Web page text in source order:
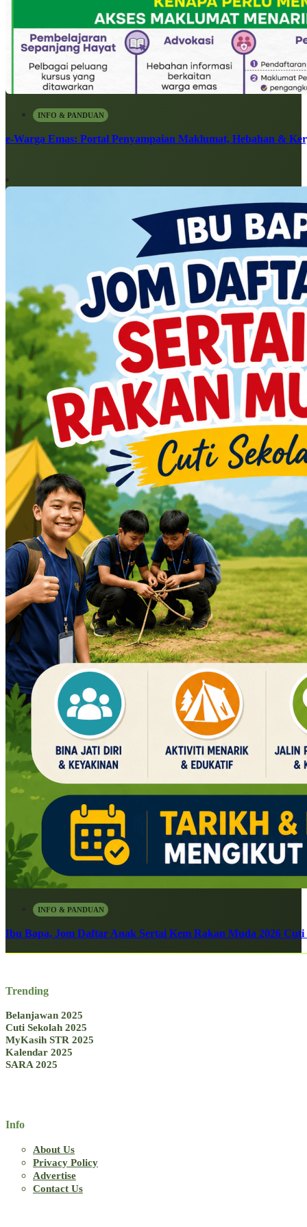
INFO & PANDUAN
e-Warga Emas: Portal Penyampaian Maklumat, Hebahan &
INFO & PANDUAN
Ibu Bapa, Jom Daftar Anak Sertai Kem Rakan Muda 2026
Trending
Belanjawan 2025
Cuti Sekolah 2025
MyKasih STR 2025
Kalendar 2025
SARA 2025
Info
About Us
Privacy Policy
Advertise
Contact Us